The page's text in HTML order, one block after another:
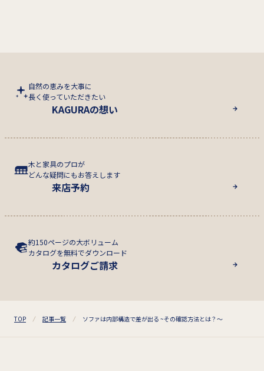
自然の恵みを大事に
長く使っていただきたい
KAGURAの想い
木と家具のプロが
どんな疑問にもお答えします
来店予約
約150ページの大ボリューム
カタログを無料でダウンロード
カタログご請求
TOP 記事一覧 ソファは内部構造で差が出る ~その確認方法とは？～